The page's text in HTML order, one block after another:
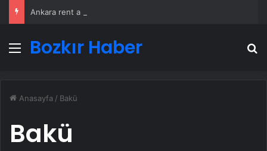
Ankara rent a car
Menü
Bozkır Haber
Anasayfa / Bakü
Bakü